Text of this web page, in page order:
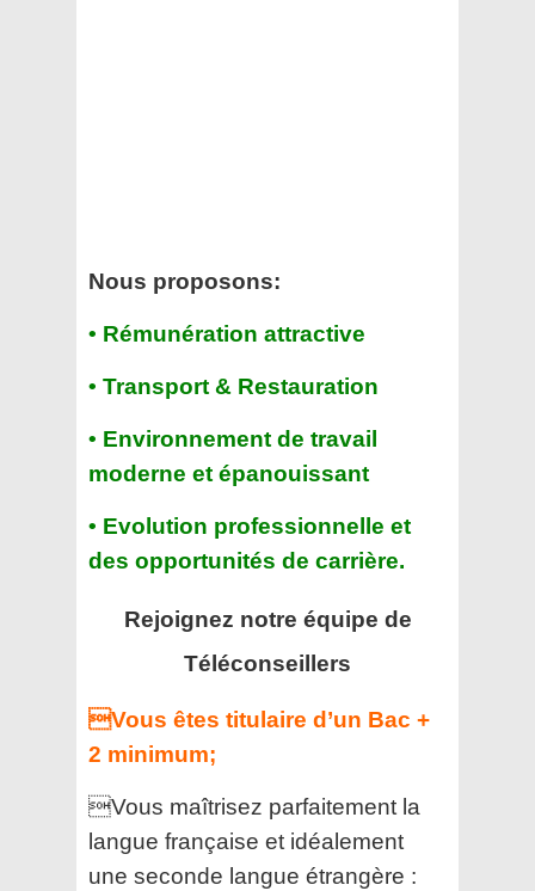
Nous proposons:
• Rémunération attractive
• Transport & Restauration
• Environnement de travail
moderne et épanouissant
• Evolution professionnelle et
des opportunités de carrière.
Rejoignez notre équipe de
Téléconseillers
Vous êtes titulaire d’un Bac +
2 minimum;
Vous maîtrisez parfaitement la
langue française et idéalement
une seconde langue étrangère :